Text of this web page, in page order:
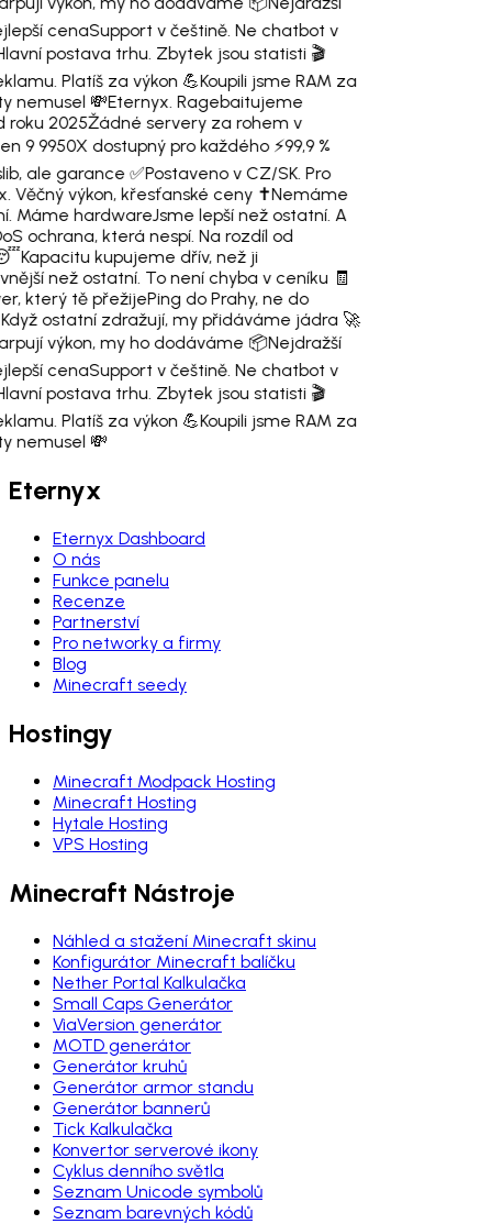
cenaSupport v češtině. Ne chatbot v
postava trhu. Zbytek jsou statisti 🎬
Platíš za výkon 💪Koupili jsme RAM za
nemusel 💸Eternyx. Ragebaitujeme
roku 2025Žádné servery za rohem v
9 9950X dostupný pro každého ⚡99,9 %
ale garance ✅Postaveno v CZ/SK. Pro
Věčný výkon, křesťanské ceny ✝️Nemáme
Máme hardwareJsme lepší než ostatní. A
ochrana, která nespí. Na rozdíl od
Kapacitu kupujeme dřív, než ji
než ostatní. To není chyba v ceníku 🧾
který tě přežijePing do Prahy, ne do
Když ostatní zdražují, my přidáváme jádra 🚀
výkon, my ho dodáváme 📦Nejdražší
cenaSupport v češtině. Ne chatbot v
postava trhu. Zbytek jsou statisti 🎬
Platíš za výkon 💪Koupili jsme RAM za
nemusel 💸
Eternyx
Eternyx Dashboard
O nás
Funkce panelu
Recenze
Partnerství
Pro networky a firmy
Blog
Minecraft seedy
Hostingy
Minecraft Modpack Hosting
Minecraft Hosting
Hytale Hosting
VPS Hosting
Minecraft Nástroje
Náhled a stažení Minecraft skinu
Konfigurátor Minecraft balíčku
Nether Portal Kalkulačka
Small Caps Generátor
ViaVersion generátor
MOTD generátor
Generátor kruhů
Generátor armor standu
Generátor bannerů
Tick Kalkulačka
Konvertor serverové ikony
Cyklus denního světla
Seznam Unicode symbolů
Seznam barevných kódů